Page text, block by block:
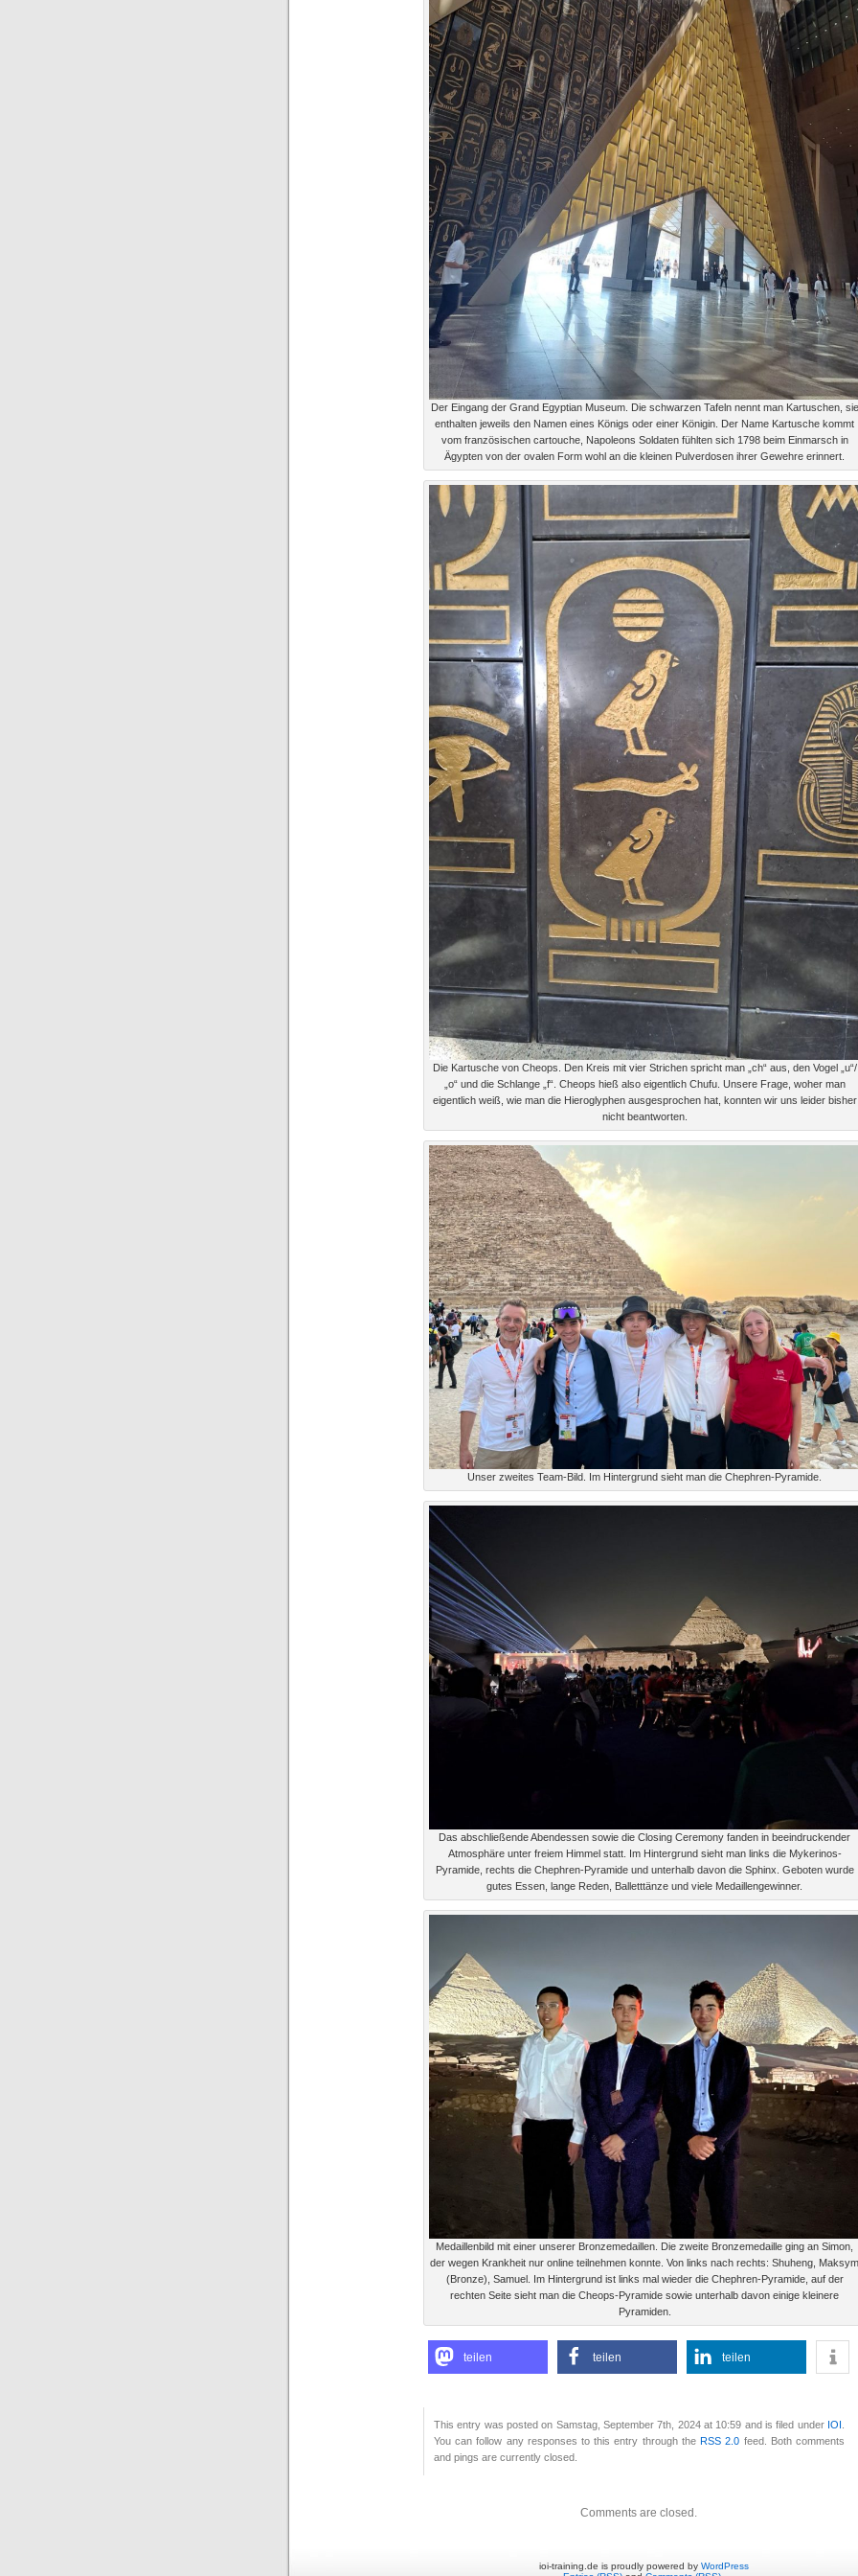
Der Eingang der Grand Egyptian Museum. Die schwarzen Tafeln nennt man Kartuschen, sie
enthalten jeweils den Namen eines Königs oder einer Königin. Der Name Kartusche kommt
vom französischen cartouche, Napoleons Soldaten fühlten sich 1798 beim Einmarsch in
Ägypten von der ovalen Form wohl an die kleinen Pulverdosen ihrer Gewehre erinnert.
Die Kartusche von Cheops. Den Kreis mit vier Strichen spricht man „ch“ aus, den Vogel „u“/
„o“ und die Schlange „f“. Cheops hieß also eigentlich Chufu. Unsere Frage, woher man
eigentlich weiß, wie man die Hieroglyphen ausgesprochen hat, konnten wir uns leider bisher
nicht beantworten.
Unser zweites Team-Bild. Im Hintergrund sieht man die Chephren-Pyramide.
Das abschließende Abendessen sowie die Closing Ceremony fanden in beeindruckender
Atmosphäre unter freiem Himmel statt. Im Hintergrund sieht man links die Mykerinos-
Pyramide, rechts die Chephren-Pyramide und unterhalb davon die Sphinx. Geboten wurde
gutes Essen, lange Reden, Balletttänze und viele Medaillengewinner.
Medaillenbild mit einer unserer Bronzemedaillen. Die zweite Bronzemedaille ging an Simon,
der wegen Krankheit nur online teilnehmen konnte. Von links nach rechts: Shuheng, Maksym
(Bronze), Samuel. Im Hintergrund ist links mal wieder die Chephren-Pyramide, auf der
rechten Seite sieht man die Cheops-Pyramide sowie unterhalb davon einige kleinere
Pyramiden.
teilen teilen teilen
This entry was posted on Samstag, September 7th, 2024 at 10:59 and is filed under IOI
You can follow any responses to this entry through theRSS 2.0 feed. Both comments
and pings are currently closed.
Comments are closed.
ioi-training.de is proudly powered by WordPress